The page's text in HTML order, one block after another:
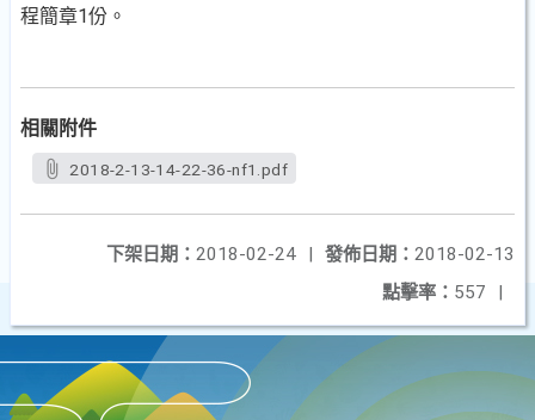
程簡章1份。
相關附件
2018-2-13-14-22-36-nf1.pdf
發佈日期： 2018-02-13
下架日期： 2018-02-24
|
點擊率： 557 |